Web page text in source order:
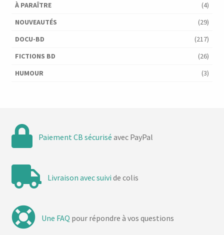
À PARAÎTRE
(4)
NOUVEAUTÉS
(29)
DOCU-BD
(217)
FICTIONS BD
(26)
HUMOUR
(3)
Paiement CB sécurisé avec PayPal
Livraison avec suivi de colis
Une FAQ pour répondre à vos questions